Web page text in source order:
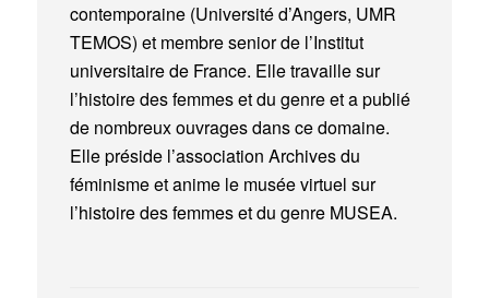
contemporaine (Université d’Angers, UMR
TEMOS) et membre senior de l’Institut
universitaire de France. Elle travaille sur
l’histoire des femmes et du genre et a publié
de nombreux ouvrages dans ce domaine.
Elle préside l’association Archives du
féminisme et anime le musée virtuel sur
l’histoire des femmes et du genre MUSEA.